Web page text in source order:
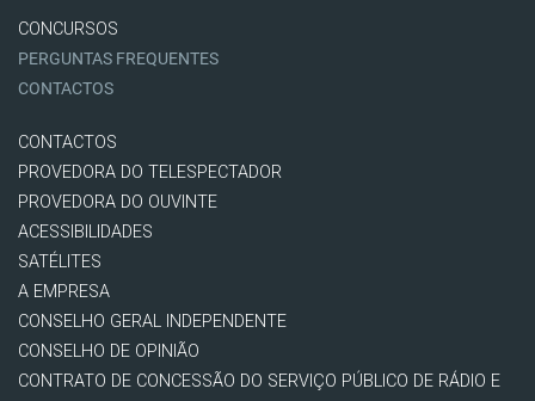
CONCURSOS
PERGUNTAS FREQUENTES
CONTACTOS
CONTACTOS
PROVEDORA DO TELESPECTADOR
PROVEDORA DO OUVINTE
ACESSIBILIDADES
SATÉLITES
A EMPRESA
CONSELHO GERAL INDEPENDENTE
CONSELHO DE OPINIÃO
CONTRATO DE CONCESSÃO DO SERVIÇO PÚBLICO DE RÁDIO E